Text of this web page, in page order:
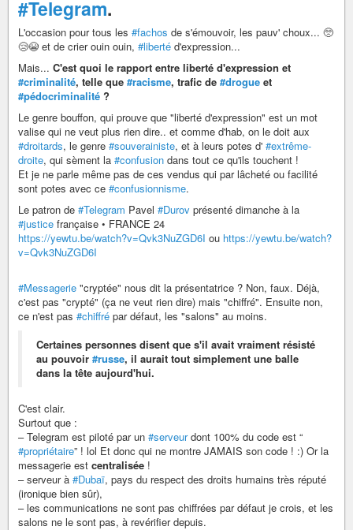
#Telegram.
L'occasion pour tous les #fachos de s'émouvoir, les pauv' choux... 🥺
😢😭 et de crier ouin ouin, #liberté d'expression...
Mais... C'est quoi le rapport entre liberté d'expression et
#criminalité, telle que #racisme, trafic de #drogue et
#pédocriminalité ?
Le genre bouffon, qui prouve que "liberté d'expression" est un mot
valise qui ne veut plus rien dire.. et comme d'hab, on le doit aux
#droitards, le genre #souverainiste, et à leurs potes d' #extrême-
droite, qui sèment la #confusion dans tout ce qu'ils touchent !
Et je ne parle même pas de ces vendus qui par lâcheté ou facilité
sont potes avec ce #confusionnisme.
Le patron de #Telegram Pavel #Durov présenté dimanche à la
#justice française • FRANCE 24
https://yewtu.be/watch?v=Qvk3NuZGD6I ou https://yewtu.be/watch?
v=Qvk3NuZGD6I
#Messagerie "cryptée" nous dit la présentatrice ? Non, faux. Déjà,
c'est pas "crypté" (ça ne veut rien dire) mais "chiffré". Ensuite non,
ce n'est pas #chiffré par défaut, les "salons" au moins.
Certaines personnes disent que s'il avait vraiment résisté
au pouvoir #russe, il aurait tout simplement une balle
dans la tête aujourd'hui.
C'est clair.
Surtout que :
– Telegram est piloté par un #serveurdont 100% du code est “
#propriétaire” ! lol Et donc qui ne montre JAMAIS son code ! :) Or la
messagerie est centralisée !
– serveur à #Dubaï, pays du respect des droits humains très réputé
(ironique bien sûr),
– les communications ne sont pas chiffrées par défaut je crois, et les
salons ne le sont pas, à revérifier depuis.